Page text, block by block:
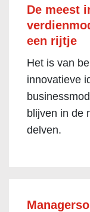
De meest
een rijtje
Het is van
innovatieve
blijven in de
delven.